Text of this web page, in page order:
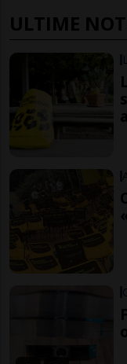
ULTIME